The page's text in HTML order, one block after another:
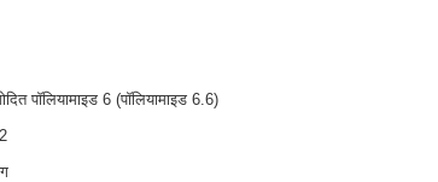
पॉलियामाइड 6 (पॉलियामाइड 6.6)